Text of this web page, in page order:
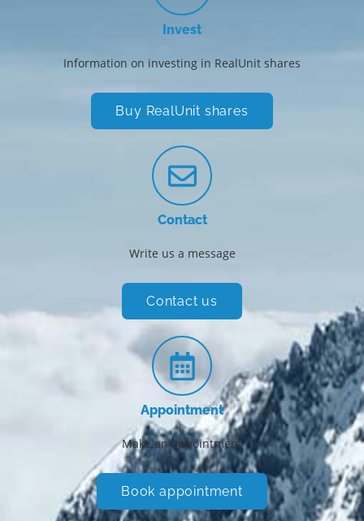
Invest
Information on investing in RealUnit shares
Buy RealUnit shares
Contact
Write us a message
Contact us
Appointment
Make an appointment
Book appointment